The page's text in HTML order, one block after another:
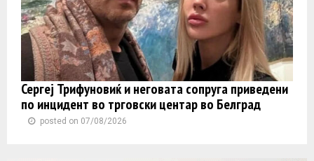
Сергеј Трифуновиќ и неговата сопруга приведени
по инцидент во трговски центар во Белград
posted on 07/08/2026